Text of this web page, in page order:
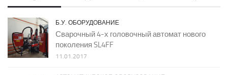
Б.У. ОБОРУДОВАНИЕ
Сварочный 4-х головочный автомат нового
поколения SL4FF
11.01.2017